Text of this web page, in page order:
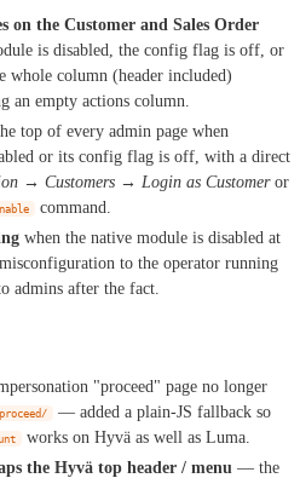
on the Customer and Sales Order
is disabled, the config flag is off, or
whole column (header included)
an empty actions column.
top of every admin page when
or its config flag is off, with a direct
→ Customers → Login as Customeror
command.
when the native module is disabled at
to the operator running
admins after the fact.
"proceed" page no longer
— added a plain-JS fallback so
works on Hyvä as well as Luma.
the Hyvä top header / menu — the